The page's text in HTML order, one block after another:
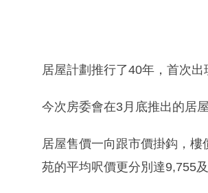
居屋計劃推行了40年，首次
今次房委會在3月底推出的居
居屋售價一向跟市價掛鈎，
苑的平均呎價更分別達9,755